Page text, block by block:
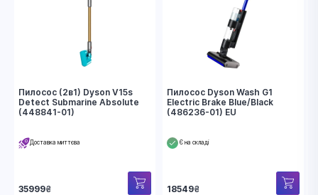
зменшенням ціни
Пилосос (2в1) Dyson V15s
Detect Submarine Absolute
(448841-01)
Доставка миттєва
35999₴
Пилосос Dyson Wash G1
Electric Brake Blue/Black
(486236-01) EU
Є на складі
18549₴